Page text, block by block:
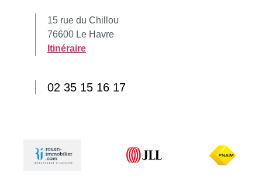
15 rue du Chillou
76600 Le Havre
Itinéraire
02 35 15 16 17